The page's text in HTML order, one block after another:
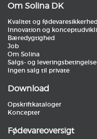
Om Solina DK
Kvalitet og fødevaresikkerhed
Innovation og
Bæredygtighed
Job
Om Solina
Salgs- og
Ingen salg til private
Download
Opskriftkataloger
Koncepter
Fødevareoversigt